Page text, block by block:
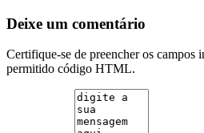
Deixe um comentário
Certifique-se de preencher os campos
permitido código HTML.